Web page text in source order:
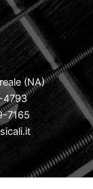
(NA)
4793
7165